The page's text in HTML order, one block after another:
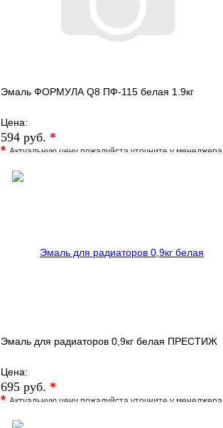
Эмаль ФОРМУЛА Q8 ПФ-115 белая 1.9кг
Цена:
594 руб. *
*Актуальную цену пожалуйста уточните у менеджера
В избранное
Эмаль для радиаторов 0,9кг белая ПРЕСТИЖ
Цена:
695 руб. *
*Актуальную цену пожалуйста уточните у менеджера
В избранное